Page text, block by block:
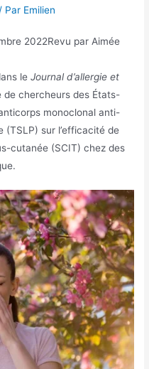
/ Par Emilien
2022Revu par Aimée
leJournal d’allergie et
de chercheurs des États-
monoclonal anti-
(TSLP) sur l’efficacité de
cutanée (SCIT) chez des